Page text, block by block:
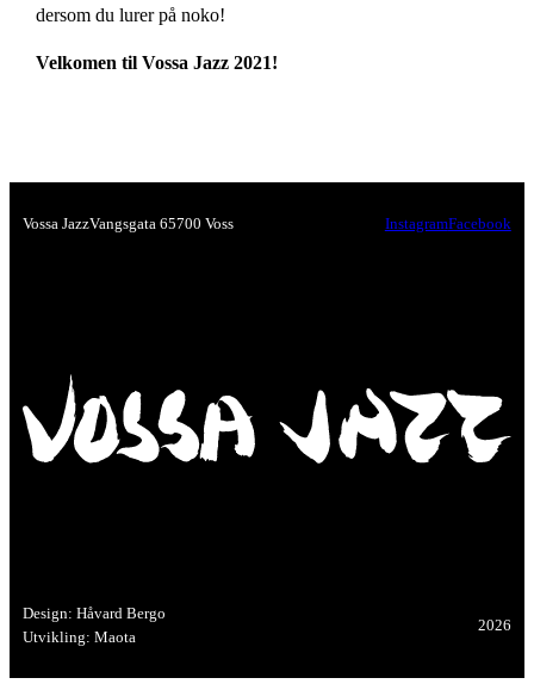
dersom du lurer på noko!
Velkomen til Vossa Jazz 2021!
Vossa JazzVangsgata 65700 Voss InstagramFacebook
Design: Håvard Bergo
Utvikling: Maota
2026